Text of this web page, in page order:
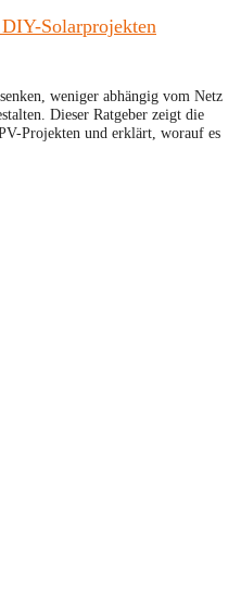
Solarprojekten
weniger abhängig vom Netz
Dieser Ratgeber zeigt die
Projekten und erklärt, worauf es